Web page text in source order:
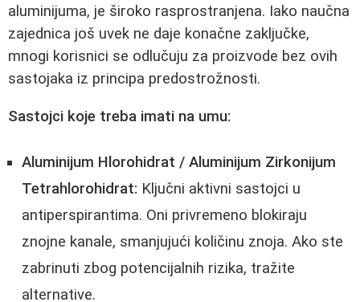
aluminijuma, je široko rasprostranjena. Iako naučna
zajednica još uvek ne daje konačne zaključke,
mnogi korisnici se odlučuju za proizvode bez ovih
sastojaka iz principa predostrožnosti.
Sastojci koje treba imati na umu:
Aluminijum Hlorohidrat / Aluminijum Zirkonijum
Tetrahlorohidrat: Ključni aktivni sastojci u
antiperspirantima. Oni privremeno blokiraju
znojne kanale, smanjujući količinu znoja. Ako ste
zabrinuti zbog potencijalnih rizika, tražite
alternative.